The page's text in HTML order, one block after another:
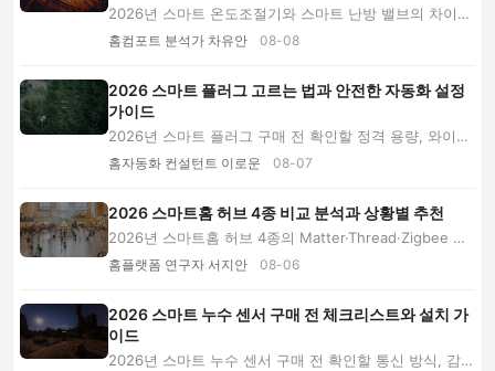
2026년 스마트 온도조절기와 스마트 난방 밸브의 차이를
설치 조건, 가격, 난방비 절감, 자동화 기능별...
홈컴포트 분석가 차유안 08-08
2026 스마트 플러그 고르는 법과 안전한 자동화 설정
가이드
2026년 스마트 플러그 구매 전 확인할 정격 용량, 와이파
이·Matter·Zigbee 차이, 전력 측정, 안전한 설...
홈자동화 컨설턴트 이로운 08-07
2026 스마트홈 허브 4종 비교 분석과 상황별 추천
2026년 스마트홈 허브 4종의 Matter·Thread·Zigbee 지
원, 자동화 자유도와 숨은 비용을 비교하고 가전·...
홈플랫폼 연구자 서지안 08-06
2026 스마트 누수 센서 구매 전 체크리스트와 설치 가
이드
2026년 스마트 누수 센서 구매 전 확인할 통신 방식, 감지